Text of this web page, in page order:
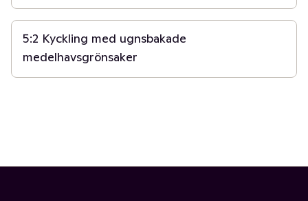
45 min
5:2 Kyckling med ugnsbakade
medelhavsgrönsaker